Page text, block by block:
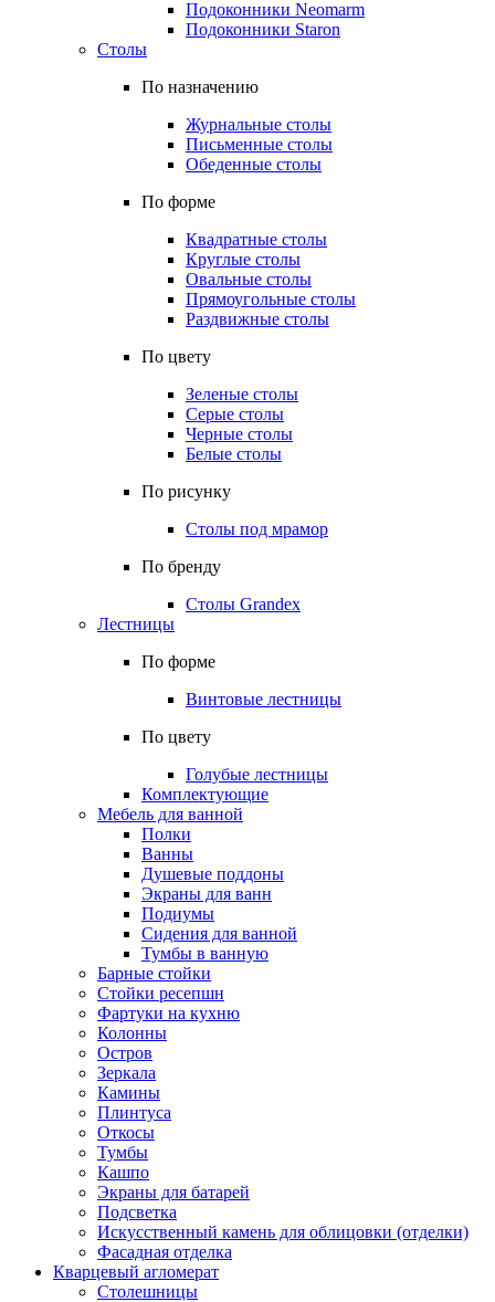
Подоконники Neomarm
Подоконники Staron
Столы
По назначению
Журнальные столы
Письменные столы
Обеденные столы
По форме
Квадратные столы
Круглые столы
Овальные столы
Прямоугольные столы
Раздвижные столы
По цвету
Зеленые столы
Серые столы
Черные столы
Белые столы
По рисунку
Столы под мрамор
По бренду
Столы Grandex
Лестницы
По форме
Винтовые лестницы
По цвету
Голубые лестницы
Комплектующие
Мебель для ванной
Полки
Ванны
Душевые поддоны
Экраны для ванн
Подиумы
Сидения для ванной
Тумбы в ванную
Барные стойки
Стойки ресепшн
Фартуки на кухню
Колонны
Остров
Зеркала
Камины
Плинтуса
Откосы
Тумбы
Кашпо
Экраны для батарей
Подсветка
Искусственный камень для облицовки (отделки)
Фасадная отделка
Кварцевый агломерат
Столешницы